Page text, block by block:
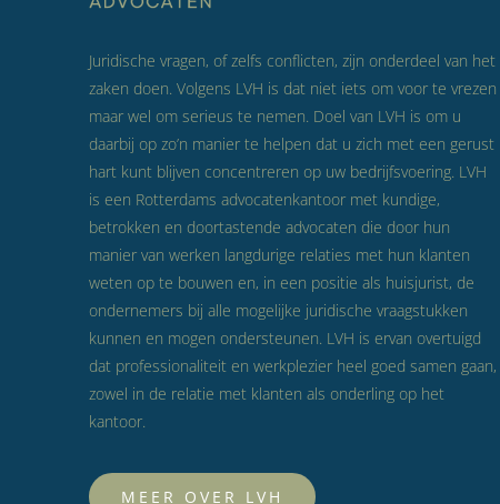
Juridische vragen, of zelfs conflicten, zijn onderdeel van het
zaken doen. Volgens LVH is dat niet iets om voor te vrezen
maar wel om serieus te nemen. Doel van LVH is om u
daarbij op zo’n manier te helpen dat u zich met een gerust
hart kunt blijven concentreren op uw bedrijfsvoering. LVH
is een Rotterdams advocatenkantoor met kundige,
betrokken en doortastende advocaten die door hun
manier van werken langdurige relaties met hun klanten
weten op te bouwen en, in een positie als huisjurist, de
ondernemers bij alle mogelijke juridische vraagstukken
kunnen en mogen ondersteunen. LVH is ervan overtuigd
dat professionaliteit en werkplezier heel goed samen gaan,
zowel in de relatie met klanten als onderling op het
kantoor.
MEER OVER LVH